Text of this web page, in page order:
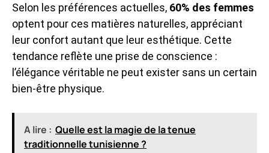
Selon les préférences actuelles, 60% des femmes
optent pour ces matières naturelles, appréciant
leur confort autant que leur esthétique. Cette
tendance reflète une prise de conscience :
l’élégance véritable ne peut exister sans un certain
bien-être physique.
A lire : Quelle est la magie de la tenue
traditionnelle tunisienne ?